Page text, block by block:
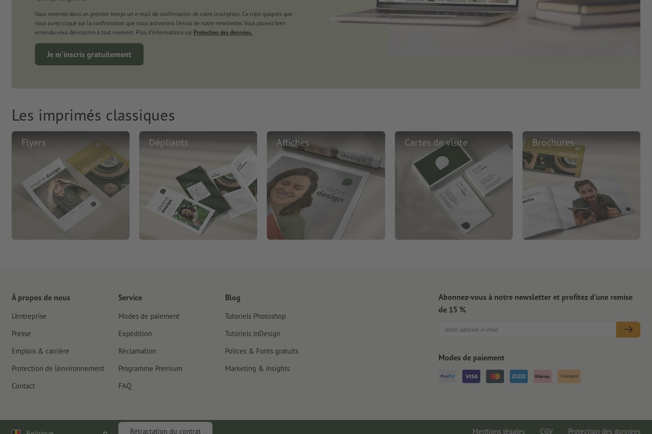
Vous recevrez dans un premier temps un e-mail de confirmation de votre inscription. Ce n’est qu’après que
vous aurez cliqué sur la confirmation que nous activerons l’envoi de notre newsletter. Vous pouvez bien
entendu vous désinscrire à tout moment. Plus d’informations sur Protection des données..
Je m’inscris gratuitement
Les imprimés classiques
Flyers Dépliants Affiches Cartes de visite Brochures
À propos de nous
L'entreprise
Presse
Emplois & carrière
Protection de l'environnement
Contact
Service
Modes de paiement
Expédition
Réclamation
Programme Premium
FAQ
Blog
Tutoriels Photoshop
Tutoriels InDesign
Polices & Fonts gratuits
Marketing & Insights
Abonnez-vous à notre newsletter et profitez d'une remise
de 15 %
Modes de paiement
Virement
Rétractation du contrat Mentions légales CGV Protection des données